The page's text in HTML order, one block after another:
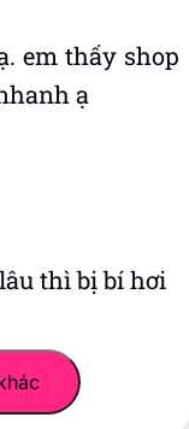
em thấy shop
ạ
thì bị bí hơi